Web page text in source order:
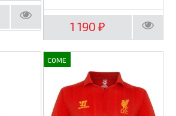
1 190 ₽
COME